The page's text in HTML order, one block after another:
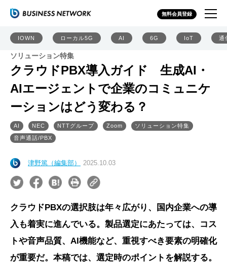
無料会員登録
IOWN ローカル5G AI 6G IoT 通
ソリューション特集
クラウドPBX導入ガイド 生成AI・
AIエージェントで企業のコミュニケ
ーションはどう変わる？
AI NEC NTTグループ Zoom
ソリューション特集
音声通話/PBX
津野篤（編集部） 2025.10.03
クラウドPBXの選択肢は年々広がり、国内企業への導
入も着実に進んでいる。製品選定にあたっては、コス
トや音声品質、AI機能など、重視すべき要素の明確化
が重要だ。本稿では、選定時のポイントを解説する。